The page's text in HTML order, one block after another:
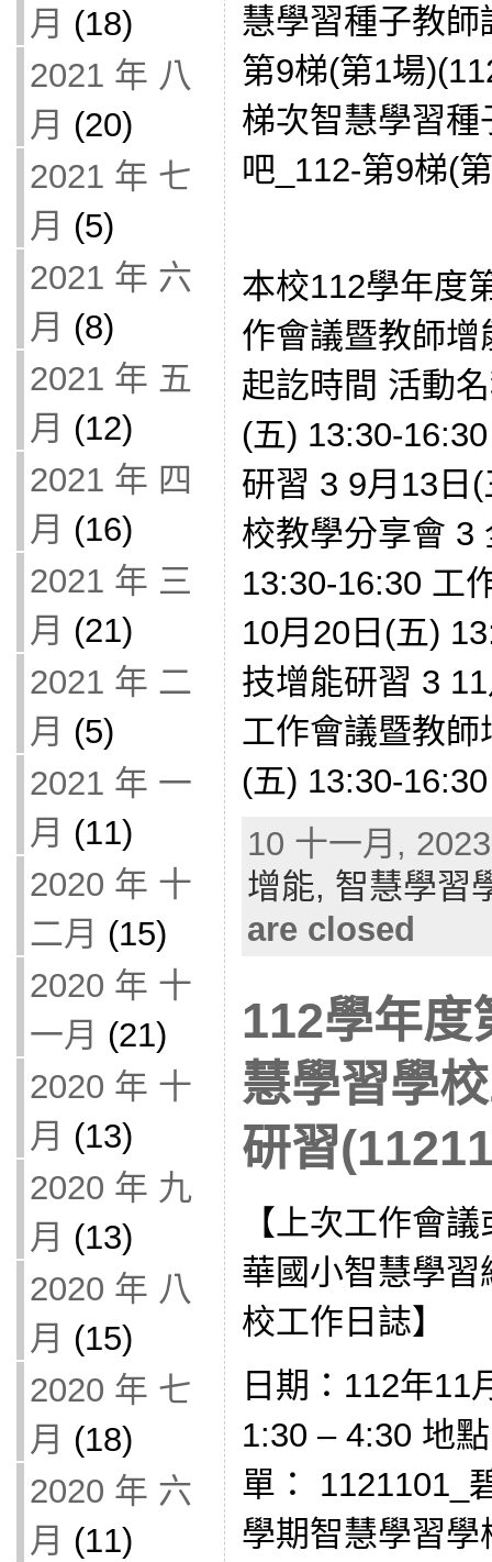
月 (18)
2021 年 八
月 (20)
2021 年 七
月 (5)
2021 年 六
月 (8)
2021 年 五
月 (12)
2021 年 四
月 (16)
2021 年 三
月 (21)
2021 年 二
月 (5)
2021 年 一
月 (11)
2020 年 十
二月 (15)
2020 年 十
一月 (21)
2020 年 十
月 (13)
2020 年 九
月 (13)
2020 年 八
月 (15)
2020 年 七
月 (18)
2020 年 六
月 (11)
慧學習種子教
第9梯(第1場
梯次智慧學習
吧_112-第9梯(
本校112學年度
作會議暨教師
起訖時間 活動
(五) 13:30-
研習 3 9月13日
校教學分享會 3
13:30-16:30 工
10月20日(五)
技增能研習 3
工作會議暨教
(五) 13:30-
10 十一月,
增能, 智慧學習
are closed
112學年度
慧學習學
研習
【上次工作會
華國小智慧學
校工作日誌】
日期：112年11
1:30 – 4:30 地
單： 1121101_
學期智慧學習